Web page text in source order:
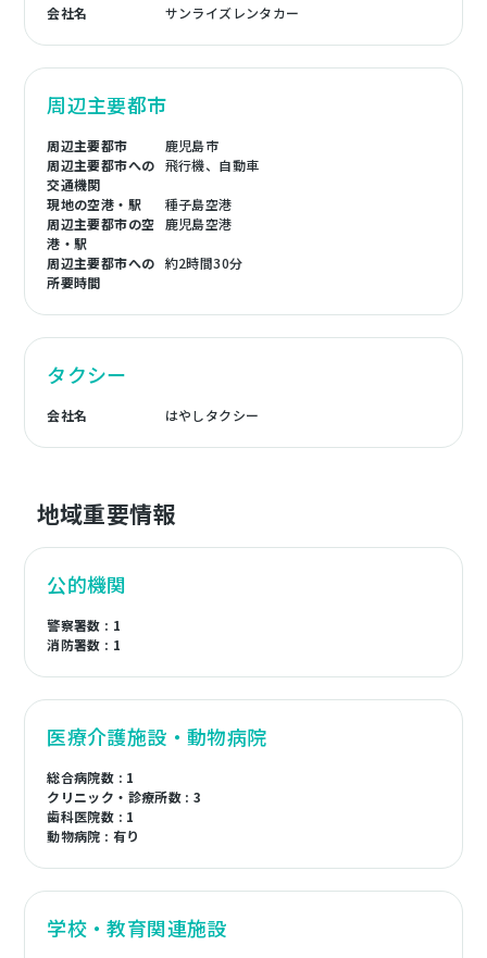
会社名 サンライズレンタカー
周辺主要都市
周辺主要都市
鹿児島市
周辺主要都市への
交通機関
飛行機、自動車
現地の空港・駅
種子島空港
周辺主要都市の空
港・駅
鹿児島空港
周辺主要都市への
所要時間
約2時間30分
タクシー
会社名 はやしタクシー
地域重要情報
公的機関
警察署数 : 1
消防署数 : 1
医療介護施設・動物病院
総合病院数 : 1
クリニック・診療所数 : 3
歯科医院数 : 1
動物病院 : 有り
学校・教育関連施設